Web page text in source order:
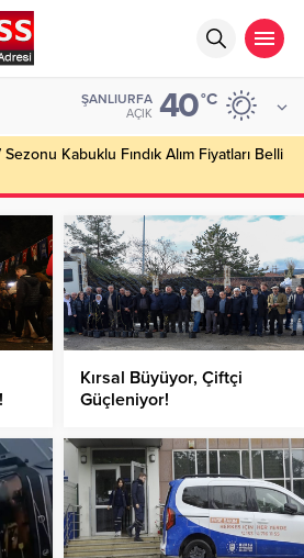
ŞANLIURFA
AÇIK 40°C
Kabuklu Fındık Alım Fiyatları Belli
Kırsal Büyüyor, Çiftçi
Güçleniyor!